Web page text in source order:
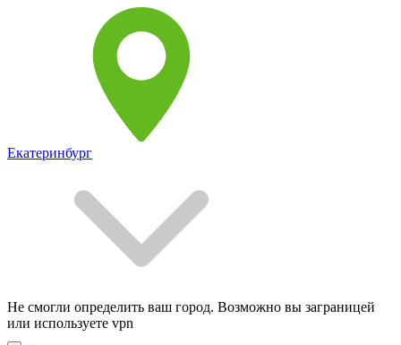
Екатеринбург
Не смогли определить ваш город. Возможно вы заграницей
или используете vpn